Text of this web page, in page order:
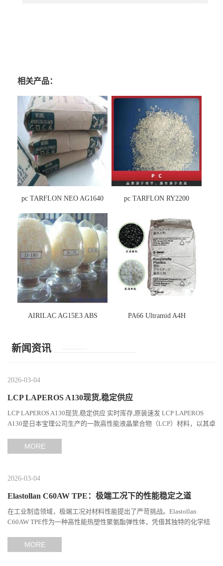
相关产品：
pc TARFLON NEO AG1640 pc TARFLON RY2200
AIRILAC AG15E3 ABS PA66 Ultramid A4H
新闻资讯
2026-03-04
LCP LAPEROS A130现货,稳定供应
LCP LAPEROS A130现货,稳定供应 实时库存,原装速发 LCP LAPEROS
A130是日本宝理公司生产的一款高性能液晶聚合物（LCP）材料，以其卓
MORE
2026-03-04
Elastollan C60AW TPE：极端工况下的性能稳定之道
在工业制造领域，极端工况对材料性能提出了严苛挑战。Elastollan
C60AW TPE作为一种高性能热塑性聚氨酯弹性体，凭借其独特的化学结
MORE